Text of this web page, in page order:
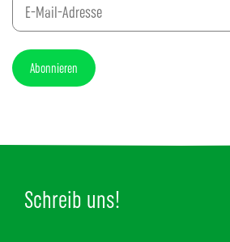
Abonnieren
Schreib uns!